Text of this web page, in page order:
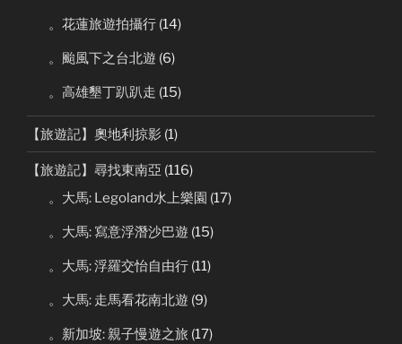
。花蓮旅遊拍攝行 (14)
。颱風下之台北遊 (6)
。高雄墾丁趴趴走 (15)
【旅遊記】奧地利掠影 (1)
【旅遊記】尋找東南亞 (116)
。大馬: Legoland水上樂園 (17)
。大馬: 寫意浮潛沙巴遊 (15)
。大馬: 浮羅交怡自由行 (11)
。大馬: 走馬看花南北遊 (9)
。新加坡: 親子慢遊之旅 (17)